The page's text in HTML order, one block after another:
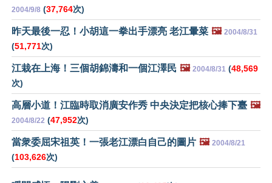
2004/9/8 (37,764次)
昨天最後一忍！小胡這一拳出手漂亮 老江暈菜 🖼️ 2004/8/31
(51,771次)
江栽在上海！三個胡錦濤和一個江澤民 🖼️ 2004/8/31 (48,569
次)
高層小道！江臨時取消廣安作秀 中央決定把核心捧下臺 🖼️
2004/8/22 (47,952次)
當衆委屈宋祖英！一張老江漂白自己的圖片 🖼️ 2004/8/21
(103,626次)